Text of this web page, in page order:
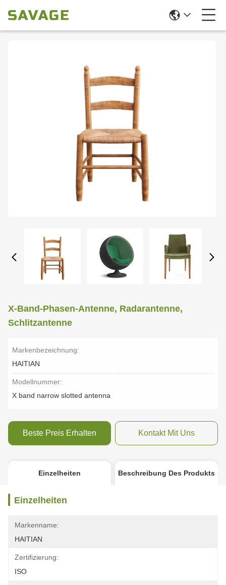
X-Band-Phasen-Antenne, Radarantenne,
Schlitzantenne
Markenbezeichnung:
HAITIAN
Modellnummer:
X band narrow slotted antenna
Beste Preis Erhalten Kontakt Mit Uns
Einzelheiten Beschreibung Des Produkts
Einzelheiten
Markenname:
HAITIAN
Zertifizierung:
ISO